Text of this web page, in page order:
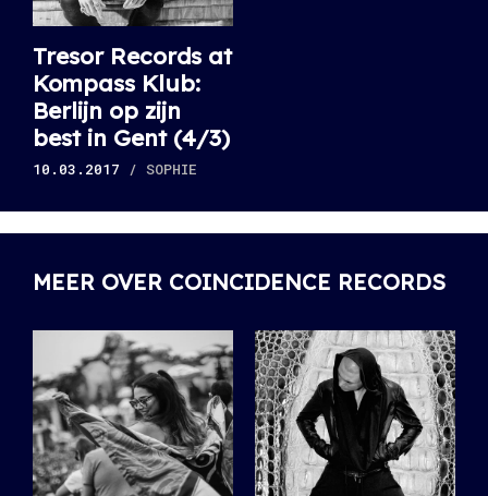
Tresor Records at
Kompass Klub:
Berlijn op zijn
best in Gent (4/3)
10.03.2017 / SOPHIE
MEER OVER COINCIDENCE RECORDS